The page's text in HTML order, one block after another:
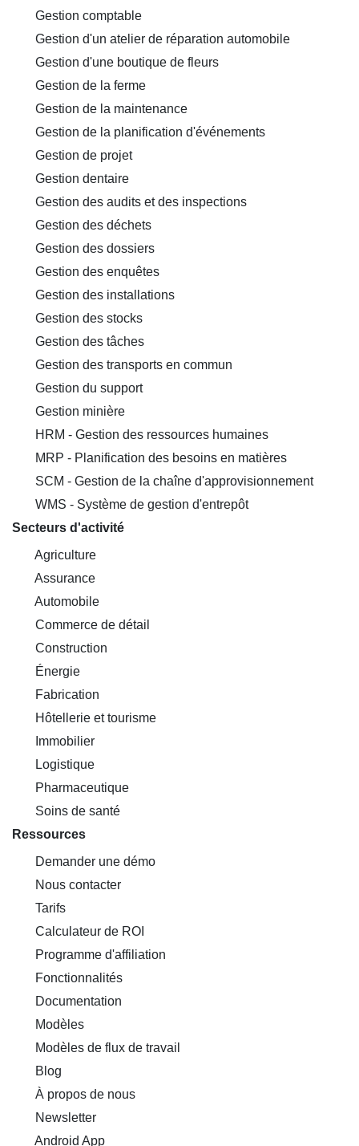
Gestion comptable
Gestion d'un atelier de réparation automobile
Gestion d'une boutique de fleurs
Gestion de la ferme
Gestion de la maintenance
Gestion de la planification d'événements
Gestion de projet
Gestion dentaire
Gestion des audits et des inspections
Gestion des déchets
Gestion des dossiers
Gestion des enquêtes
Gestion des installations
Gestion des stocks
Gestion des tâches
Gestion des transports en commun
Gestion du support
Gestion minière
HRM - Gestion des ressources humaines
MRP - Planification des besoins en matières
SCM - Gestion de la chaîne d'approvisionnement
WMS - Système de gestion d'entrepôt
Secteurs d'activité
Agriculture
Assurance
Automobile
Commerce de détail
Construction
Énergie
Fabrication
Hôtellerie et tourisme
Immobilier
Logistique
Pharmaceutique
Soins de santé
Ressources
Demander une démo
Nous contacter
Tarifs
Calculateur de ROI
Programme d'affiliation
Fonctionnalités
Documentation
Modèles
Modèles de flux de travail
Blog
À propos de nous
Newsletter
Android App